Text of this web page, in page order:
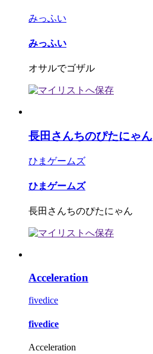
みっふい
みっふい
オサルでゴザル
長田さんちのぴたにゃん
ひまゲームズ
ひまゲームズ
長田さんちのぴたにゃん
Acceleration
fivedice
fivedice
Acceleration